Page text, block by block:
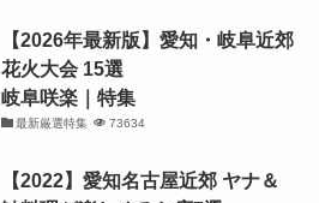
【2026年最新版】愛知・岐阜近郊
花火大会 15選
岐阜咲楽｜特集
最新厳選特集 73634
【2022】愛知名古屋近郊 ヤナ＆